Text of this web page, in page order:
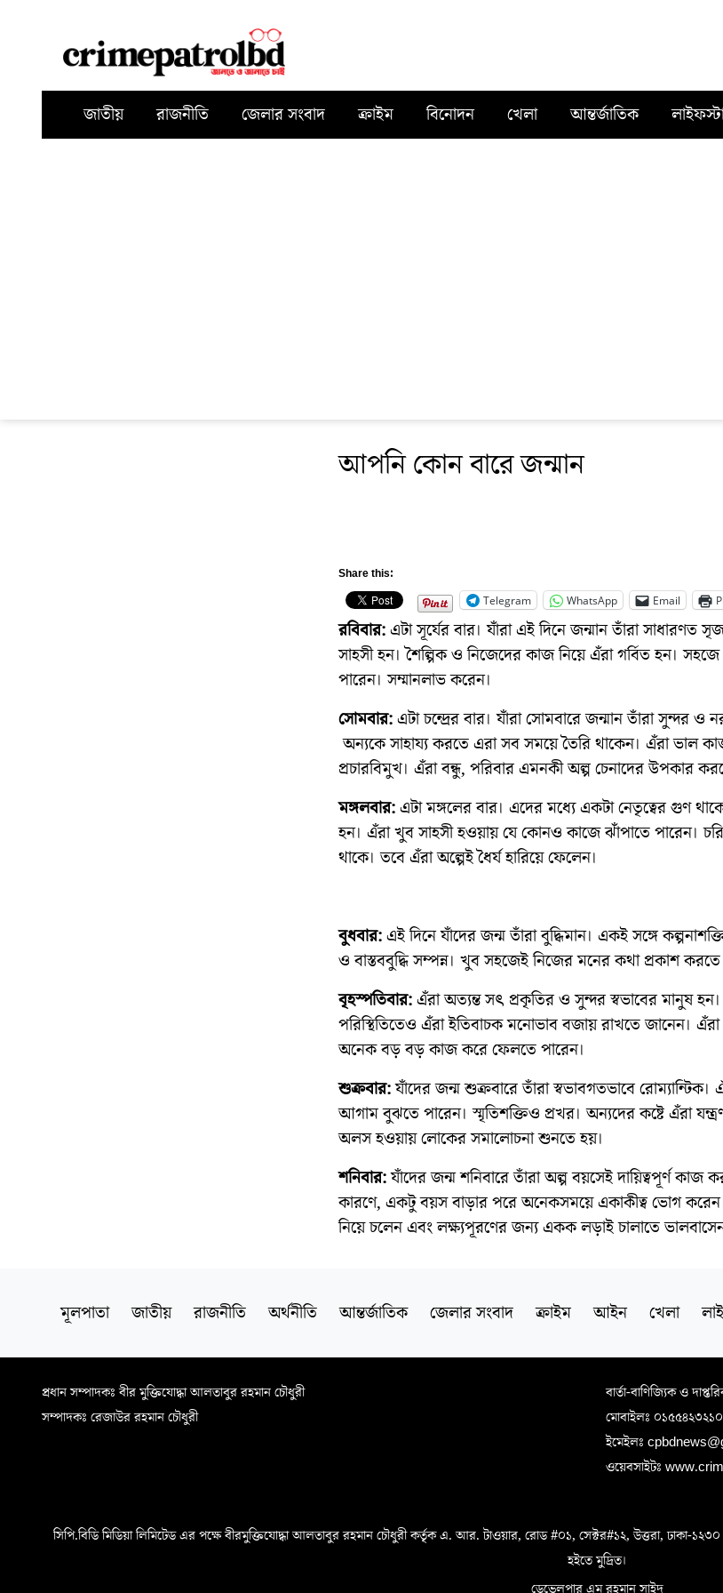
জাতীয় রাজনীতি জেলার সংবাদ ক্রাইম বিনোদন খেলা আন্তর্জাতিক
আপনি কোন বারে জন্মান
Share this:
Telegram
WhatsApp Email
রবিবার:এটা সূর্যের বার। যাঁরা এই দিনে জন্মান তাঁরা সাধারণত
সাহসী হন। শৈল্পিক ও নিজেদের কাজ নিয়ে এঁরা গর্বিত হন। সহজে
পারেন। সম্মানলাভ করেন।
সোমবার:এটা চন্দ্রের বার। যাঁরা সোমবারে জন্মান তাঁরা সুন্দর ও
অন্যকে সাহায্য করতে এরা সব সময়ে তৈরি থাকেন। এঁরা ভাল
প্রচারবিমুখ। এঁরা বন্ধু, পরিবার এমনকী অল্প চেনাদের উপকার
মঙ্গলবার:এটা মঙ্গলের বার। এদের মধ্যে একটা নেতৃত্বের গুণ
হন। এঁরা খুব সাহসী হওয়ায় যে কোনও কাজে ঝাঁপাতে পারেন।
থাকে। তবে এঁরা অল্পেই ধৈর্য হারিয়ে ফেলেন।
বুধবার:এই দিনে যাঁদের জন্ম তাঁরা বুদ্ধিমান। একই সঙ্গে
ও বাস্তববুদ্ধি সম্পন্ন। খুব সহজেই নিজের মনের কথা প্রকাশ করতে
বৃহস্পতিবার:এঁরা অত্যন্ত সৎ প্রকৃতির ও সুন্দর স্বভাবের মানুষ
পরিস্থিতিতেও এঁরা ইতিবাচক মনোভাব বজায় রাখতে জানেন।
অনেক বড় বড় কাজ করে ফেলতে পারেন।
শুক্রবার:যাঁদের জন্ম শুক্রবারে তাঁরা স্বভাবগতভাবে
আগাম বুঝতে পারেন। স্মৃতিশক্তিও প্রখর। অন্যদের কষ্টে এঁরা
অলস হওয়ায় লোকের সমালোচনা শুনতে হয়।
শনিবার:যাঁদের জন্ম শনিবারে তাঁরা অল্প বয়সেই দায়িত্বপূর্ণ কাজ
কারণে, একটু বয়স বাড়ার পরে অনেকসময়ে একাকীত্ব ভোগ
নিয়ে চলেন এবং লক্ষ্যপূরণের জন্য একক লড়াই চালাতে
মূলপাতা জাতীয় রাজনীতি অর্থনীতি আন্তর্জাতিক জেলার সংবাদ ক্রাইম আইন খেলা
প্রধান সম্পাদকঃ বীর মুক্তিযোদ্ধা আলতাবুর রহমান চৌধুরী
সম্পাদকঃ রেজাউর রহমান চৌধুরী
বার্তা-বাণিজ্যিক ও
মোবাইলঃ
ইমেইলঃ
ওয়েবসাইটঃ
সিপি.বিডি মিডিয়া লিমিটেড এর পক্ষে বীরমুক্তিযোদ্ধা আলতাবুর রহমান চৌধুরী কর্তৃক এ. আর. টাওয়ার, রোড #০১, সেক্টর#১২, উত্তরা, ঢাকা-১২৩০
হইতে মুদ্রিত।
ডেভেলপার এম রহমান সাইদ